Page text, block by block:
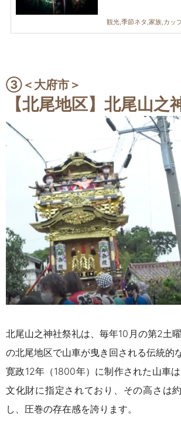
③ ＜大府市＞
【北尾地区】北尾山之
北尾山之神社祭礼は、毎年10月の第2土
の北尾地区で山車が曳き回される伝統的
寛政12年（1800年）に制作された山車
文化財に指定されており、その高さは
し、圧巻の存在感を誇ります。